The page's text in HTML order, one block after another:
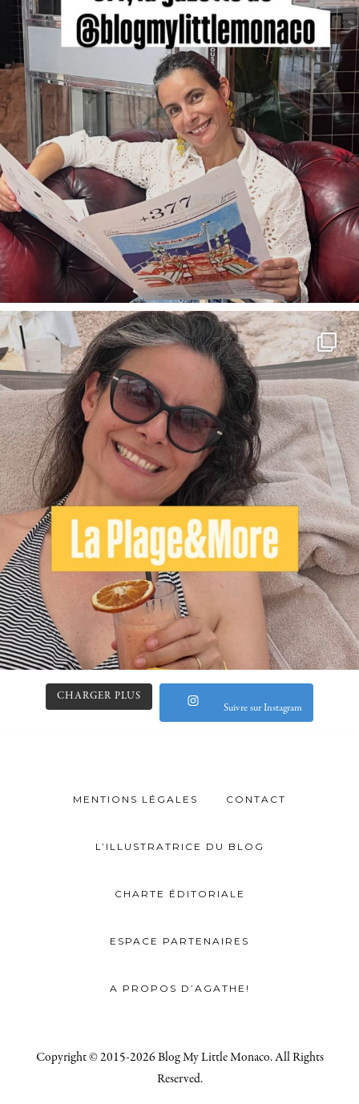
CHARGER PLUS
Suivre sur Instagram
MENTIONS LÉGALES CONTACT
L’ILLUSTRATRICE DU BLOG
CHARTE ÉDITORIALE
ESPACE PARTENAIRES
A PROPOS D’AGATHE!
Copyright © 2015-2026 Blog My Little Monaco. All Rights
Reserved.